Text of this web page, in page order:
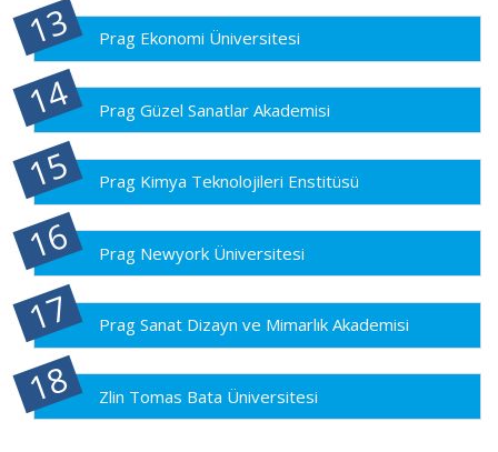
Prag Ekonomi Üniversitesi
Prag Güzel Sanatlar Akademisi
Prag Kimya Teknolojileri Enstitüsü
Prag Newyork Üniversitesi
Prag Sanat Dizayn ve Mimarlık Akademisi
Zlin Tomas Bata Üniversitesi